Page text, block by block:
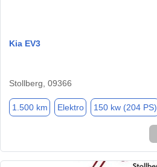
Kia EV3
Stollberg, 09366
1.500 km Elektro 150 kw (204 PS)